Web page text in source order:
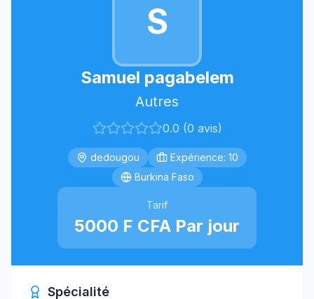
S
Samuel pagabelem
Autres
0.0 (0 avis)
dedougou
Expérience: 10
Burkina Faso
Tarif
5000 F CFA Par jour
Spécialité